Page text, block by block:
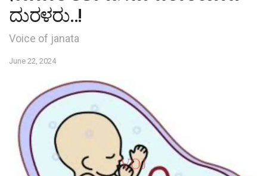
ದುರಳರು..!
Voice of janata
June 22, 2024